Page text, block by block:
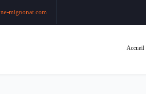
mignonat.com
Accueil